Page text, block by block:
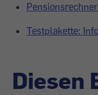
Testplakette: Info
Diesen